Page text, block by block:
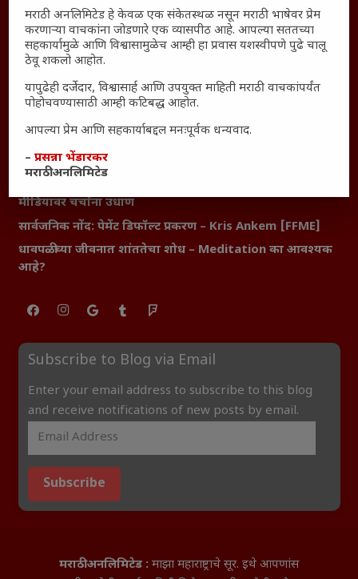
महाराष्ट्रातील किल्ल्यांचे महत्त्व : स्वराज्याच्या वैभवशाली इतिहासाचे
साक्षीदार
₹370 ची बिर्याणी” आणि हरवत चाललेली संवेदनशीलता : आजच्या
यश आणि आत्मविश्वास: स्वप्नांना वास्तवात बदलण्याची शक्ती
महाराष्ट्रातील बदलत्या हवामानाचा शेतीवर वाढता परिणाम:
शेतकऱ्यांसमोरील नवीन आव्हाने आणि संधी
महाराष्ट्र आणि संपूर्ण भारतातील शेतकऱ्यांना मान्सूनचे महत्त्व
मीडियावर चर्चांना उधाण
सार्वजनिक नोंद: पेमेंट डिफॉल्ट प्रकरण – Kris Ankem [FFME]
धावपळीच्या जीवनात शांततेचा शोध – Meditation का आवश्यक
आहे?
Subscribe to Blog via Email
Enter your email address to subscribe to this blog
and receive notifications of new posts by email.
Subscribe
मराठी अनलिमिटेड : माझा महाराष्ट्राचे सूर. इथे आपणांस
मराठी अनलिमिटेड हे केवळ एक संकेतस्थळ नसून मराठी भाषेवर प्रेम
करणाऱ्या वाचकांना जोडणारे एक व्यासपीठ आहे. आपल्या सततच्या
सहकार्यामुळे आणि विश्वासामुळेच आम्ही हा प्रवास यशस्वीपणे पुढे चालू
ठेवू शकलो आहोत.
यापुढेही दर्जेदार, विश्वासार्ह आणि उपयुक्त माहिती मराठी वाचकांपर्यंत
पोहोचवण्यासाठी आम्ही कटिबद्ध आहोत.
आपल्या प्रेम आणि सहकार्याबद्दल मनःपूर्वक धन्यवाद.
–प्रसन्ना भेंडारकर
मराठी अनलिमिटेड